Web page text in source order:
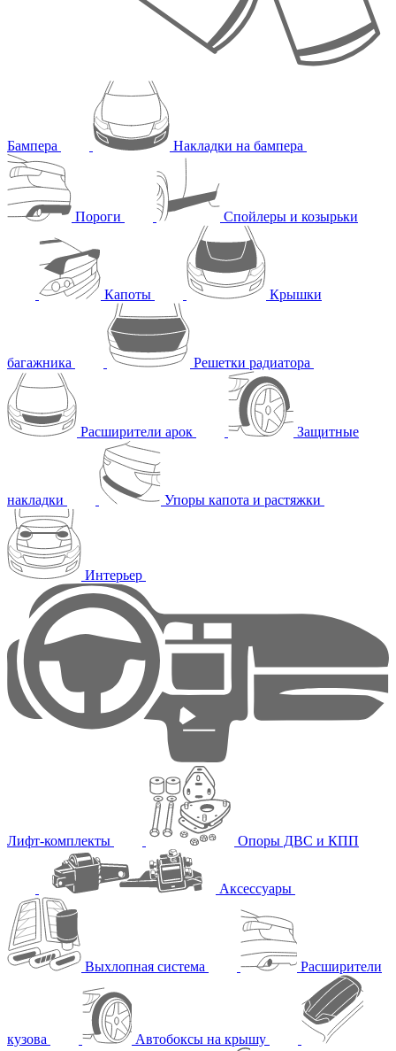
Бампера Накладки на бампера
Пороги Спойлеры и козырьки
Капоты Крышки
багажника Решетки радиатора
Расширители арок Защитные
накладки Упоры капота и растяжки
Интерьер
Лифт-комплекты Опоры ДВС и КПП
Аксессуары
Выхлопная система Расширители
кузова Автобоксы на крышу